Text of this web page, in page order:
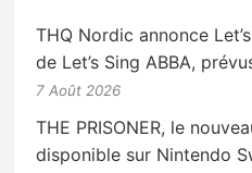
THQ Nordic annonce
de Let’s Sing ABBA,
7 Août 2026
THE PRISONER, le
disponible sur Nintendo